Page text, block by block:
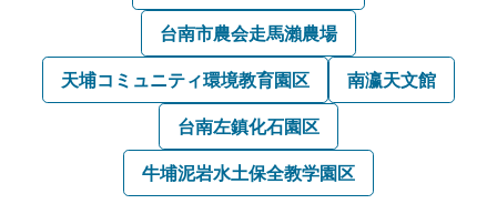
台南市農会走馬瀨農場
天埔コミュニティ環境教育園区
南瀛天文館
台南左鎮化石園区
牛埔泥岩水土保全教学園区